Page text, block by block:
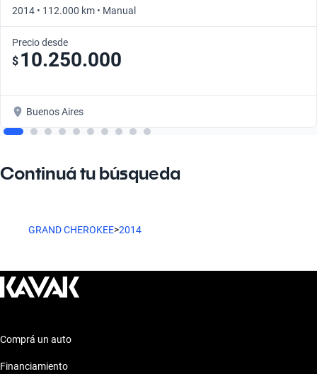
2014 • 112.000 km • Manual
Precio desde
$ 10.250.000
Buenos Aires
Continuá tu búsqueda
GRAND CHEROKEE>2014
Comprá un auto
Financiamiento